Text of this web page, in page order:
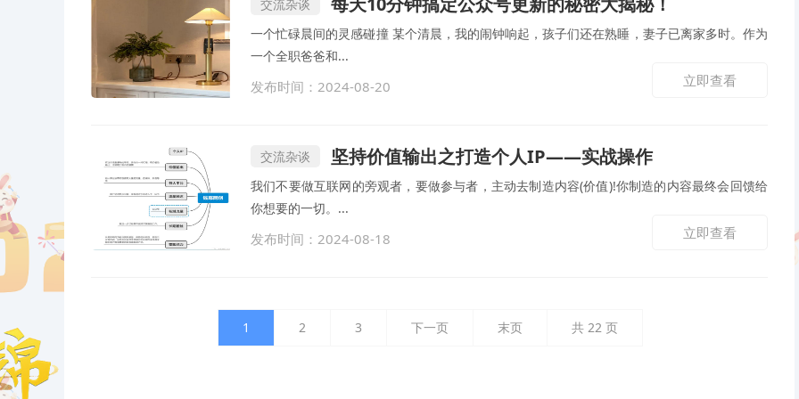
交流杂谈
一个忙碌晨间的灵感碰撞 某个清晨，我的闹钟响起，孩子们还在熟睡，妻子已离家多时。作为
一个全职爸爸和...
发布时间：2024-08-20 立即查看
交流杂谈 坚持价值输出之打造个人IP——实战操作
我们不要做互联网的旁观者，要做参与者，主动去制造内容(价值)!你制造的内容最终会回馈给
你想要的一切。...
发布时间：2024-08-18 立即查看
1 2 3 下一页 末页 共 22页